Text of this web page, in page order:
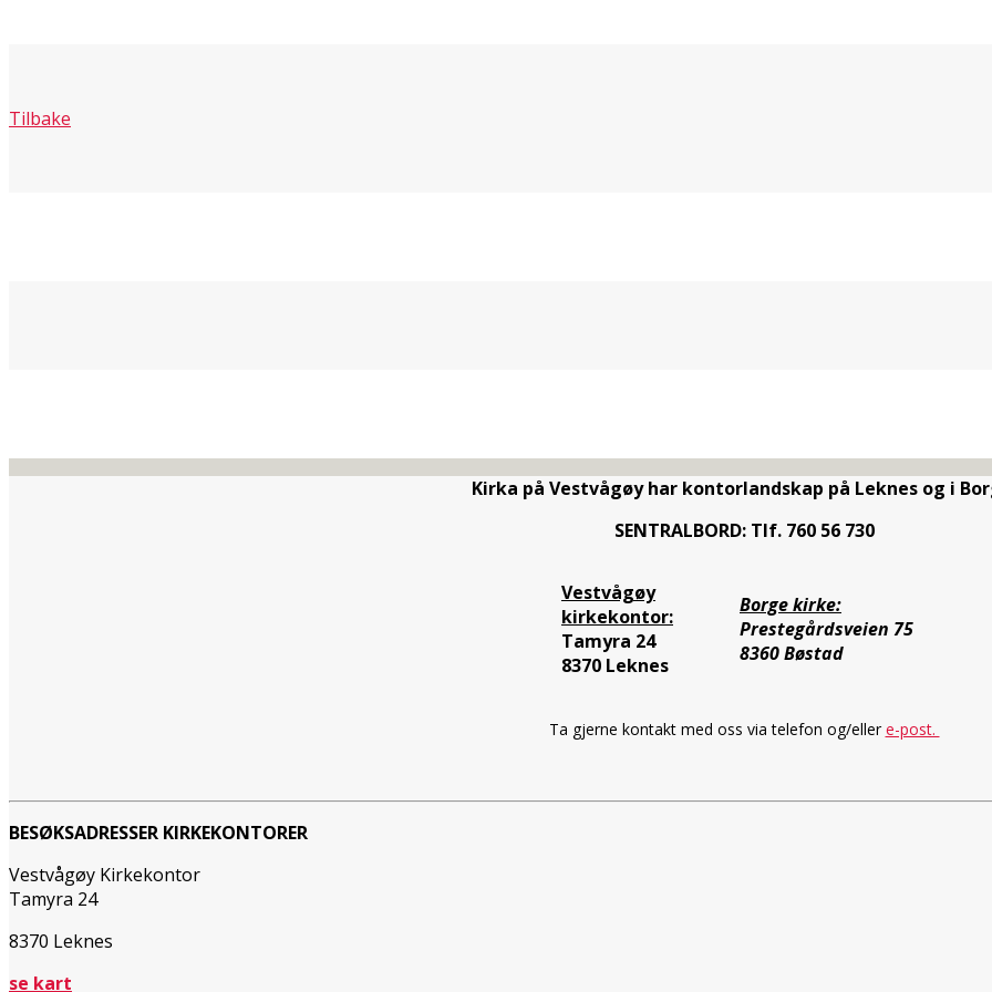
Tilbake
Kirka på Vestvågøy har kontorlandskap på Leknes og i
SENTRALBORD: Tlf. 760 56 730
Vestvågøy
kirkekontor:
Tamyra 24
8370 Leknes
Borge kirke:
Prestegårdsveien 75
8360 Bøstad
Ta gjerne kontakt med oss via telefon og/ellere-post.
BESØKSADRESSER KIRKEKONTORER
Vestvågøy Kirkekontor
Tamyra 24
8370 Leknes
se kart